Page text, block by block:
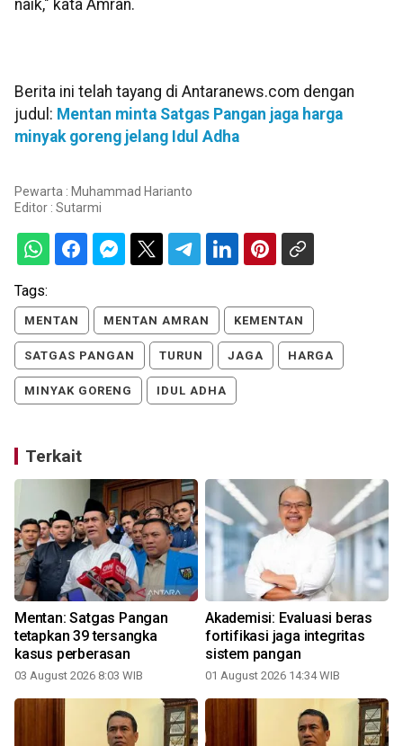
naik," kata Amran.
Berita ini telah tayang di Antaranews.com dengan
judul: Mentan minta Satgas Pangan jaga harga
minyak goreng jelang Idul Adha
Pewarta : Muhammad Harianto
Editor : Sutarmi
Tags:
MENTAN MENTAN AMRAN KEMENTAN
SATGAS PANGAN TURUN JAGA HARGA
MINYAK GORENG IDUL ADHA
Terkait
Mentan: Satgas Pangan
tetapkan 39 tersangka
kasus perberasan
03 August 2026 8:03 WIB
Akademisi: Evaluasi beras
fortifikasi jaga integritas
sistem pangan
01 August 2026 14:34 WIB